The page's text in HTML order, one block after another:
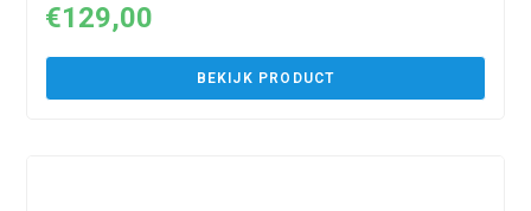
€129,00
BEKIJK PRODUCT